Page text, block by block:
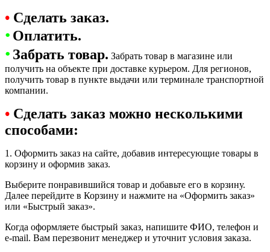
• Сделать заказ.
• Оплатить.
• Забрать товар. Забрать товар в магазине или
получить на объекте при доставке курьером. Для регионов,
получить товар в пункте выдачи или терминале транспортной
компании.
• Сделать заказ можно несколькими
способами:
1. Оформить заказ на сайте, добавив интересующие товары в
корзину и оформив заказ.
Выберите понравившийся товар и добавьте его в корзину.
Далее перейдите в Корзину и нажмите на «Оформить заказ»
или «Быстрый заказ».
Когда оформляете быстрый заказ, напишите ФИО, телефон и
e-mail. Вам перезвонит менеджер и уточнит условия заказа.